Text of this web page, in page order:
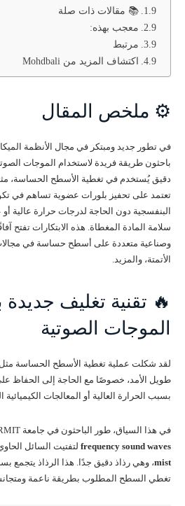
📚 مقالات ذات صلة
معجب بهذه:
مرتبط
اكتشاف المزيد من Mohdbali
⚙️ ملخص المقال
في تطور جديد ومبتكر في مجال الأنظمة
باحثون طريقة فريدة لاستخدام الموجات
دقيق يُستخدم في تغطية الأسطح الحساسة، مثل
تعتمد على تحفيز بلورات عضوية تساهم في
البنفسجية دون الحاجة لدرجات حرارة عالية
سلامة المادة المغطاة. هذه الابتكارات تفتح
وصناعية متعددة على أسطح حساسة في مجالات
الأتمتة، والمزيد.
🔥 تقنية تغليف جديدة
الموجات الصوتية
لقد شكلت عملية تغطية الأسطح الحساسة مثل
طويل الأمد، خصوصًا مع الحاجة إلى الحفاظ
بسبب الحرارة العالية أو المعالجات الكيميائية
في هذا السياق، طور الباحثون في جامعة RMIT تقنية تعتمد على
frequency sound waves لتفتيت السائل
mist، وهي رذاذ دقيق جدًا. هذا الرذاذ
تغطي السطح المطلوب بطريقة ناعمة